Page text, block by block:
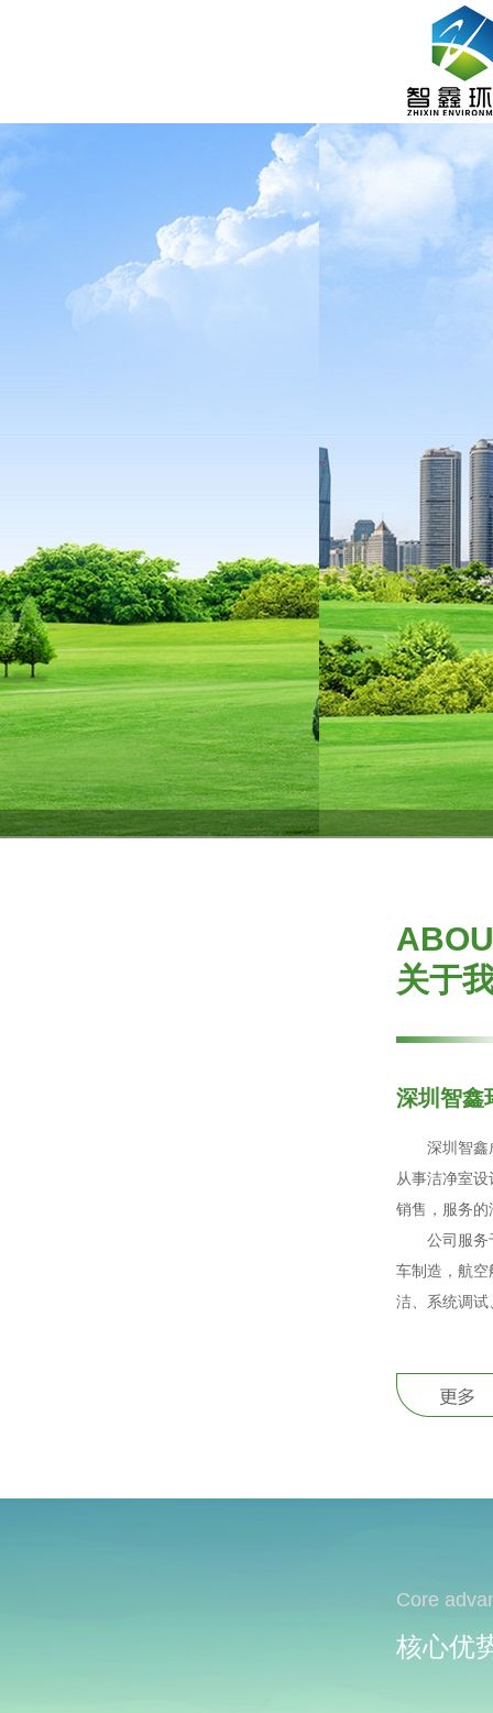
Core
核心优
关于
深圳智鑫
深圳智鑫成
从事洁净室
销售，服务
公司服务于
车制造，航
洁、系统调